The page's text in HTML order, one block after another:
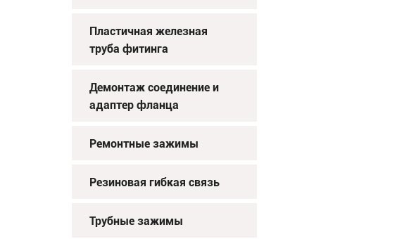
Пластичная железная
труба фитинга
Демонтаж соединение и
адаптер фланца
Ремонтные зажимы
Резиновая гибкая связь
Трубные зажимы